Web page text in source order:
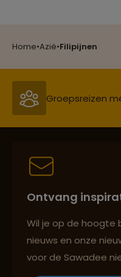
Home•Azië•Filipijnen
Groepsreizen
Persoonlijk en
Reizen met oog
Ontvang
Wil je op de hoogte
nieuws en onze
voor de Sawadee